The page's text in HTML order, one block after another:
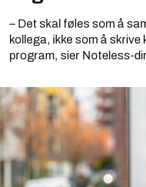
– Det skal føles som å
kollega, ikke som å skrive
program, sier Noteless-